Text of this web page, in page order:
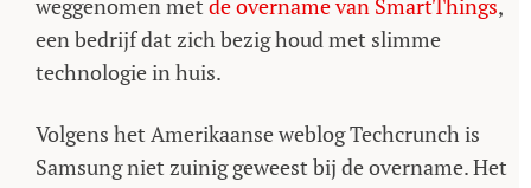
weggenomen met de overname van SmartThings,
een bedrijf dat zich bezig houd met slimme
technologie in huis.
Volgens het Amerikaanse weblog Techcrunch is
Samsung niet zuinig geweest bij de overname. Het